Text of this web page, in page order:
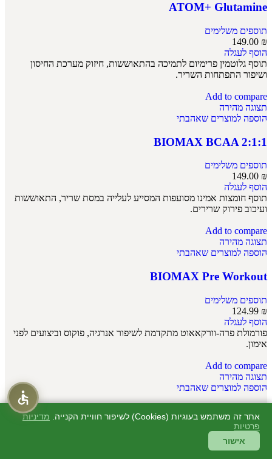
ATOM+ Glutamine
תוספים משלימים
149.00 ₪
הוסף לעגלה
תוסף גלוטמין פרימיום לתמיכה בהתאוששות, חיזוק מערכת החיסון
ושיפור התפתחות השריר.
Add to compare
תצוגה מהירה
הוספה למוצרים שאהבתי
BIOMAX BCAA 2:1:1
תוספים משלימים
149.00 ₪
הוסף לעגלה
תוסף חומצות אמינו מסועפות המסייע לעלייה במסת שריר, התאוששות
ועיכוב פירוק שרירים.
Add to compare
תצוגה מהירה
הוספה למוצרים שאהבתי
BIOMAX Pre Workout
תוספים משלימים
124.99 ₪
הוסף לעגלה
פורמולת פרה-וורקאאוט מתקדמת לשיפור אנרגיה, פוקוס וביצועים לפני
אימון.
Add to compare
תצוגה מהירה
הוספה למוצרים שאהבתי
PROTEIN MAXX CHIPS
תוספים משלימים
13.99
אתר זה משתמש בעוגיות (Cookies) לשיפור חוויית הקנייה.
מדיניות
פרטיות
אישור